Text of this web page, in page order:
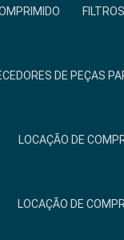
DE PEÇAS
LOCAÇÃO DE
LOCAÇÃO DE